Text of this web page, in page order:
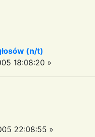
(n/t)
18:08:20 »
22:08:55 »